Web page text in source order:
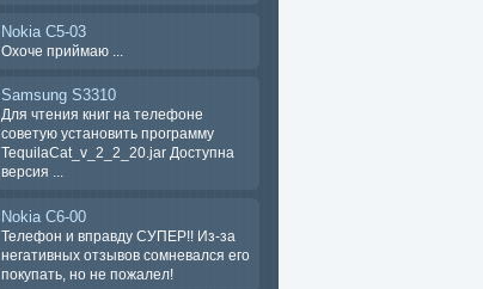
Nokia C5-03
Охоче ​​приймаю ...
Samsung S3310
Для чтения книг на телефоне
советую установить программу
TequilaCat_v_2_2_20.jar Доступна
версия ...
Nokia C6-00
Телефон и вправду СУПЕР!! Из-за
негативных отзывов сомневался его
покупать, но не пожалел!